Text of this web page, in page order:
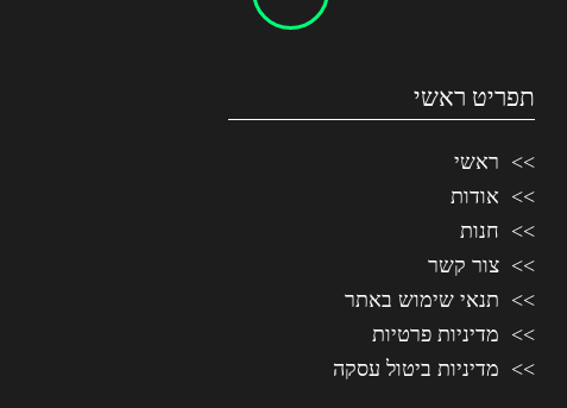
תפריט ראשי
ראשי
אודות
חנות
צור קשר
תנאי שימוש באתר
מדיניות פרטיות
מדיניות ביטול עסקה